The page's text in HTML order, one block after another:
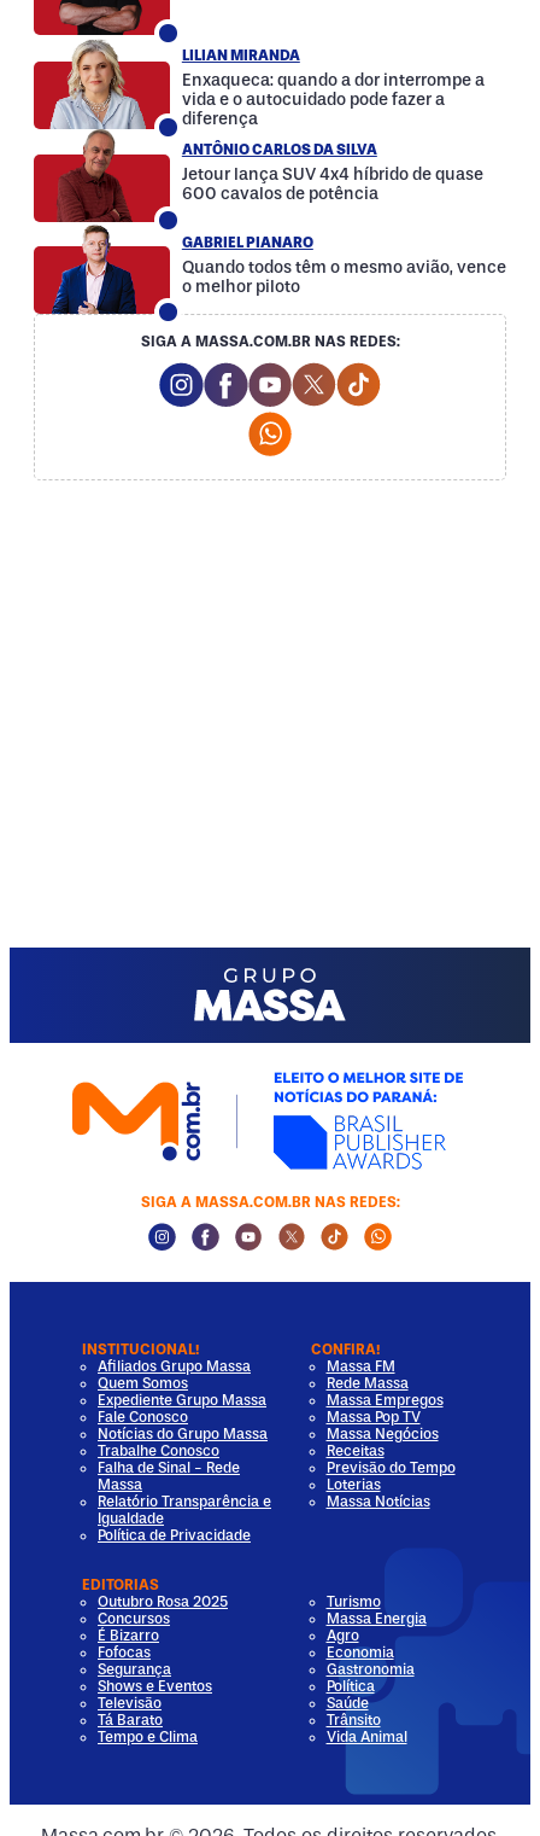
Media
Media
LILIAN MIRANDA
Enxaqueca: quando a dor interrompe a
vida e o autocuidado pode fazer a
diferença
ANTÔNIO CARLOS DA SILVA
Jetour lança SUV 4x4 híbrido de quase
600 cavalos de potência
GABRIEL PIANARO
Quando todos têm o mesmo avião, vence
o melhor piloto
SIGA A MASSA.COM.BR NAS REDES:
Instagram Social Media
Facebook Social Media
Youtube Social Media
Twitter Social Media
Tiktok Social
SIGA A MASSA.COM.BR NAS REDES:
Instagram Social Media
Facebook Social Media
Youtube Social Media
Twitter Social Media
Tiktok Social Media
Whatsapp
INSTITUCIONAL!
Afiliados Grupo Massa
Quem Somos
Expediente Grupo Massa
Fale Conosco
Notícias do Grupo Massa
Trabalhe Conosco
Falha de Sinal - Rede
Massa
Relatório Transparência e
Igualdade
Política de Privacidade
CONFIRA!
Massa FM
Rede Massa
Massa Empregos
Massa Pop TV
Massa Negócios
Receitas
Previsão do Tempo
Loterias
Massa Notícias
EDITORIAS
Outubro Rosa 2025
Concursos
É Bizarro
Fofocas
Segurança
Shows e Eventos
Televisão
Tá Barato
Tempo e Clima
Turismo
Massa Energia
Agro
Economia
Gastronomia
Política
Saúde
Trânsito
Vida Animal